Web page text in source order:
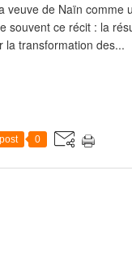
veuve de Naïn comme
souvent ce récit : la
la transformation des...
0